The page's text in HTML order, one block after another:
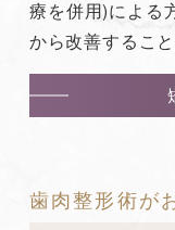
療を併用)による
から改善すること
歯肉整形術が